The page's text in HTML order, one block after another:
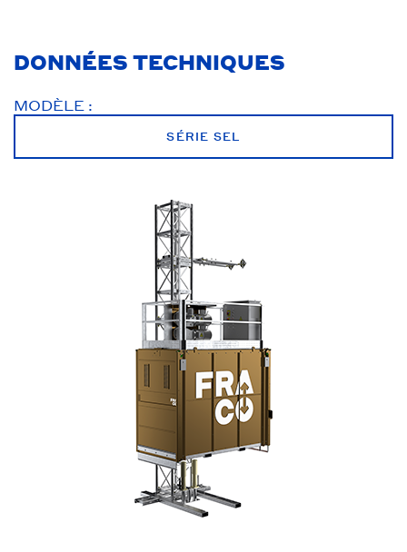
DONNÉES TECHNIQUES
MODÈLE :
SÉRIE SEL